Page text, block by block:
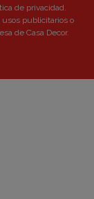
de privacidad.
publicitarios o
de Casa Decor.